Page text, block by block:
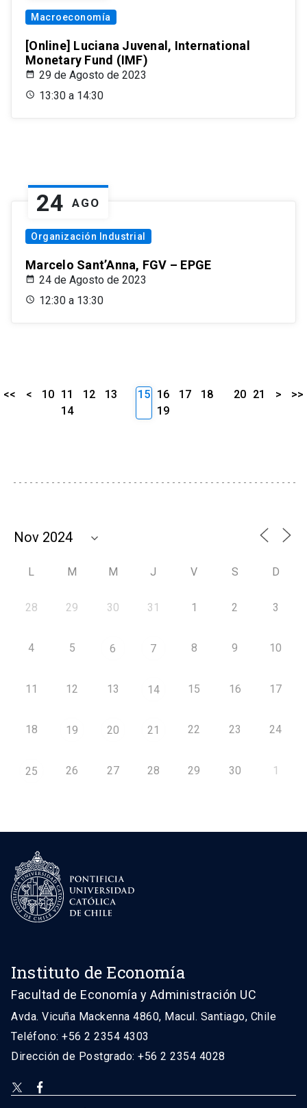
Macroeconomía
[Online] Luciana Juvenal, International
Monetary Fund (IMF)
29 de Agosto de 2023
13:30 a 14:30
24 AGO
Organización Industrial
Marcelo Sant’Anna, FGV – EPGE
24 de Agosto de 2023
12:30 a 13:30
<< < 10 11 12
13
14
15 16 17
18
19
20 21 > >>
L M M J V S D
28 29 30 31 1 2 3
4 5 6 7 8 9 10
11 12 13 14 15 16 17
18 19 20 21 22 23 24
25 26 27 28 29 30 1
Instituto de Economía
Facultad de Economía y Administración UC
Avda. Vicuña Mackenna 4860, Macul. Santiago, Chile
Teléfono: +56 2 2354 4303
Dirección de Postgrado: +56 2 2354 4028